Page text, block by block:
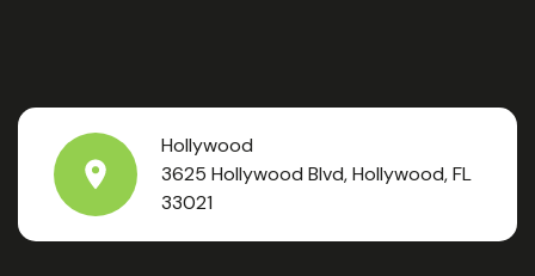
Hollywood
3625 Hollywood Blvd, Hollywood, FL
33021